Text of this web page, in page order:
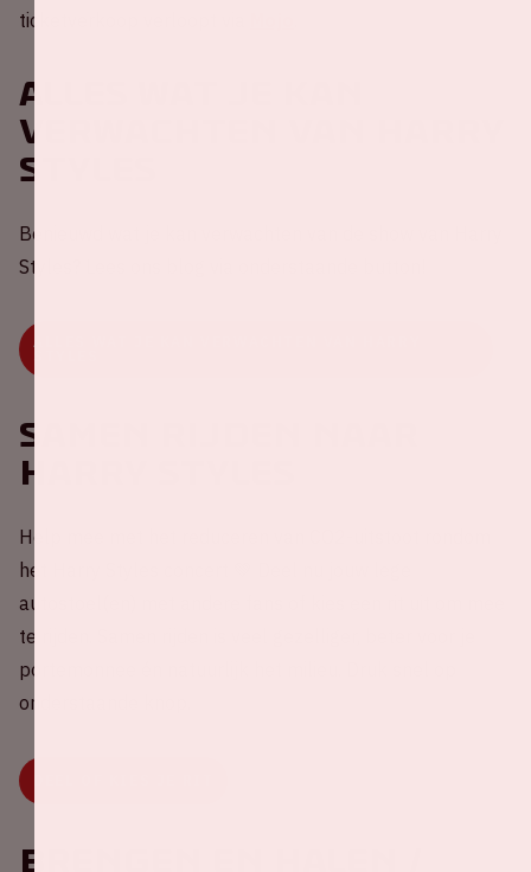
ticketverkoop verloopt via
Alles wat je kan
verwachten van Harry
Styles
Benieuwd wat je kan verwachten van de show van Harry
Styles? Lees ons blog via onderstaande button!
ALLES WAT JE KAN VERWACHTEN VAN HARRY
Samen rijden naar
Harry Styles
Help mee met het reduceren van CO2-uitstoot rondom
het Harry Styles concert 💚 Deel nu jouw lege
autostoel(en) met andere fans of kies een rit uit om mee
te rijden. Samen rijden is veel gezelliger, beter voor je
portemonnee én natuurlijk het milieu. Druk snel op
onderstaande knop.
Brengen en halen /